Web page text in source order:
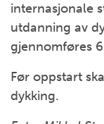
internasjonale
utdanning av
gjennomføres
Før oppstart
dykking.